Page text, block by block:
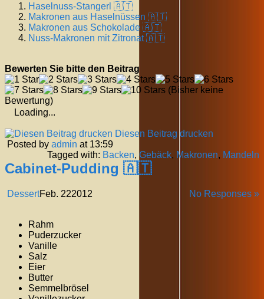
Haselnuss-Stangerl 🇦🇹
Makronen aus Haselnüssen 🇦🇹
Makronen aus Schokolade 🇦🇹
Nuss-Makronen mit Zitronat 🇦🇹
Bewerten Sie bitte den Beitrag
(Bisher keine
Bewertung)
Loading...
Diesen Beitrag drucken
Posted by admin at 13:59
Tagged with: Backen, Gebäck, Makronen, Mandeln
Cabinet-Pudding 🇦🇹
Dessert No Responses »
Feb. 222012
Rahm
Puderzucker
Vanille
Salz
Eier
Butter
Semmelbrösel